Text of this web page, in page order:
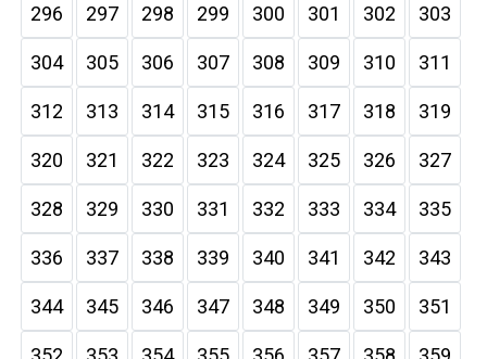
296 297 298 299 300 301 302 303
304 305 306 307 308 309 310 311
312 313 314 315 316 317 318 319
320 321 322 323 324 325 326 327
328 329 330 331 332 333 334 335
336 337 338 339 340 341 342 343
344 345 346 347 348 349 350 351